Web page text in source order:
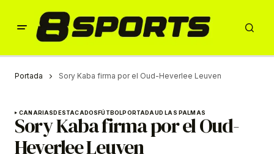
Portada Sory Kaba firma por el Oud-Heverlee Leuven
CANARIASDESTACADOSFÚTBOLPORTADAUD LAS PALMAS
Sory Kaba firma por el Oud-
Heverlee Leuven